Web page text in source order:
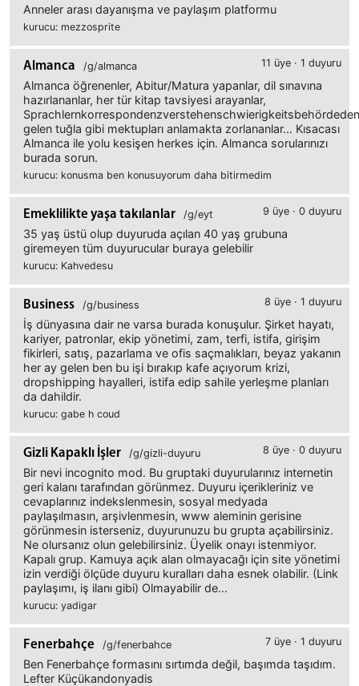
Anneler arası dayanışma ve paylaşım platformu
kurucu: mezzosprite
Almanca /g/almanca 11 üye · 1 duyuru
Almanca öğrenenler, Abitur/Matura yapanlar, dil sınavına
hazırlananlar, her tür kitap tavsiyesi arayanlar,
Sprachlernkorrespondenzverstehenschwierigkeitsbehördeden
gelen tuğla gibi mektupları anlamakta zorlananlar… Kısacası
Almanca ile yolu kesişen herkes için. Almanca sorularınızı
burada sorun.
kurucu: konusma ben konusuyorum daha bitirmedim
Emeklilikte yaşa takılanlar /g/eyt 9 üye · 0 duyuru
35 yaş üstü olup duyuruda açılan 40 yaş grubuna
giremeyen tüm duyurucular buraya gelebilir
kurucu: Kahvedesu
Business /g/business 8 üye · 1 duyuru
İş dünyasına dair ne varsa burada konuşulur. Şirket hayatı,
kariyer, patronlar, ekip yönetimi, zam, terfi, istifa, girişim
fikirleri, satış, pazarlama ve ofis saçmalıkları, beyaz yakanın
her ay gelen ben bu işi bırakıp kafe açıyorum krizi,
dropshipping hayalleri, istifa edip sahile yerleşme planları
da dahildir.
kurucu: gabe h coud
Gizli Kapaklı İşler /g/gizli-duyuru 8 üye · 0 duyuru
Bir nevi incognito mod. Bu gruptaki duyurularınız internetin
geri kalanı tarafından görünmez. Duyuru içerikleriniz ve
cevaplarınız indekslenmesin, sosyal medyada
paylaşılmasın, arşivlenmesin, www aleminin gerisine
görünmesin isterseniz, duyurunuzu bu grupta açabilirsiniz.
Ne olursanız olun gelebilirsiniz. Üyelik onayı istenmiyor.
Kapalı grup. Kamuya açık alan olmayacağı için site yönetimi
izin verdiği ölçüde duyuru kuralları daha esnek olabilir. (Link
paylaşımı, iş ilanı gibi) Olmayabilir de...
kurucu: yadigar
Fenerbahçe /g/fenerbahce 7 üye · 1 duyuru
Ben Fenerbahçe formasını sırtımda değil, başımda taşıdım.
Lefter Küçükandonyadis